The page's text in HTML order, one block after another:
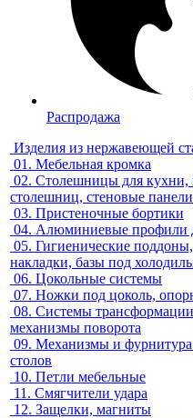
Распродажа
Изделия из нержавеющей
01. Мебельная кромка
02. Столешницы для кухни,
столешниц, стеновые панели
03. Пристеночные бортики
04. Алюминиевые профили
05. Гигиенические
накладки, базы под
06. Цокольные системы
07. Ножки под цоколь,
08. Системы
механизмы поворота
09. Механизмы и фурнитура
столов
10. Петли мебельные
11. Смягчители удара
12. Защелки, магниты